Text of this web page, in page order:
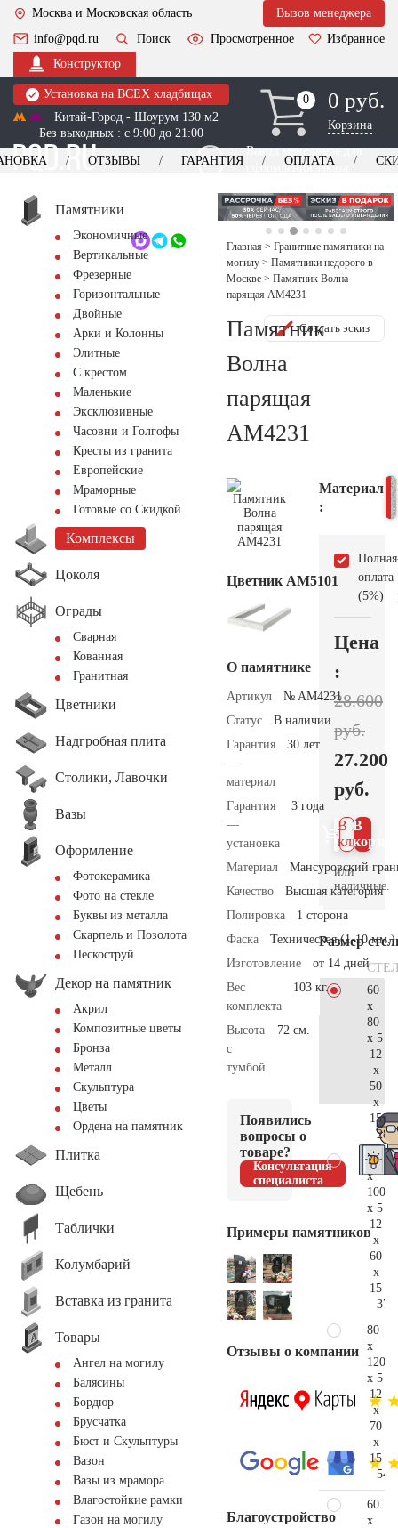
Москва и Московская область
Вызов менеджера
info@pqd.ru
Поиск Просмотренное
Избранное
Конструктор
Установка на ВСЕХ кладбищах
Китай-Город - Шоурум 130 м2
Без выходных : с 9:00 до 21:00
0
0 0 руб.
Корзина
Выезд менеджера для
оформления заказа
+7 (495) 518-44-23
Обратный звонок
ОТЗЫВЫ ГАРАНТИЯ ОПЛАТА
Памятники
Экономичные
Вертикальные
Фрезерные
Горизонтальные
Двойные
Арки и Колонны
Элитные
С крестом
Маленькие
Эксклюзивные
Часовни и Голгофы
Кресты из гранита
Европейские
Мраморные
Готовые со Скидкой
Комплексы
Цоколя
Ограды
Сварная
Кованная
Гранитная
Цветники
Надгробная плита
Столики, Лавочки
Вазы
Оформление
Фотокерамика
Фото на стекле
Буквы из металла
Скарпель и Позолота
Пескоструй
Декор на памятник
Акрил
Композитные цветы
Бронза
Металл
Скульптура
Цветы
Ордена на памятник
Плитка
Щебень
Таблички
Колумбарий
Вставка из гранита
Товары
Ангел на могилу
Балясины
Бордюр
Брусчатка
Бюст и Скульптуры
Вазон
Вазы из мрамора
Влагостойкие рамки
Газон на могилу
Главная > Гранитные памятники на
могилу > Памятники недорого в
Москве > Памятник Волна
парящая AM4231
Памятник
Волна
парящая
AM4231
Создать эскиз
Цветник АМ5101
О памятнике
Артикул
№ AM4231
Статус
В наличии
Гарантия
—
материал
30 лет
Гарантия
—
установка
3 года
Материал
Мансуровский
Качество
Высшая категория
Полировка
1 сторона
Фаска
Техническая (1-10 мм.)
Изготовление
от 14 дней
Вес
комплекта
103 кг.
Высота
с
тумбой
72 см.
Появились
вопросы о
товаре?
Консультация
специалиста
Примеры памятников
Отзывы о компании
Благоустройство
Материал
:
Полная
оплата
(5%)
Цена
:
28.600
руб.
27.200
руб.
В
В 1
клик
или
наличные.
Размер
60
x
80
x 5
12
x
50
x
15
70
x
100
x 5
12
x
60
x
15
80
x
120
x 5
12
x
70
x
15
60
x